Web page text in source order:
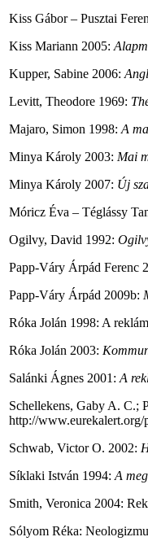
Kiss Gábor – Pusztai
Kiss Mariann 2005:
Kupper, Sabine 2006:
Levitt, Theodore 1969:
Majaro, Simon 1998: A
Minya Károly 2003: Mai
Minya Károly 2007: Új
Móricz Éva – Téglássy
Ogilvy, David 1992:
Papp-Váry Árpád Ferenc
Papp-Váry Árpád 2009b:
Róka Jolán 1998: A
Róka Jolán 2003:
Salánki Ágnes 2001: A
Schellekens, Gaby A. C.;
http://www.eurekalert.org/
Schwab, Victor O. 2002:
Síklaki István 1994: A
Smith, Veronica 2004:
Sólyom Réka: